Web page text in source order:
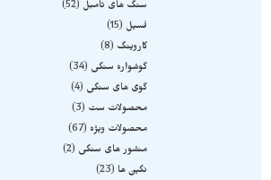
سنگ های تامبل
52
فسیل
15
کاروینگ
8
گوشواره سنگی
34
گوی های سنگی
4
محصولات ست
3
محصولات ویژه
67
منشور های سنگی
2
نگین ها
23